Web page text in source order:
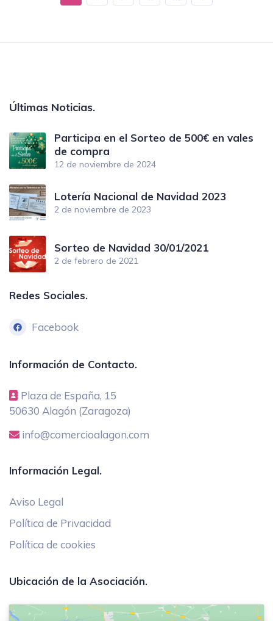
Últimas Noticias.
Participa en el Sorteo de 500€ en vales
de compra
12 de noviembre de 2024
Lotería Nacional de Navidad 2023
2 de noviembre de 2023
Sorteo de Navidad 30/01/2021
2 de febrero de 2021
Redes Sociales.
Facebook
Información de Contacto.
Plaza de España, 15
50630 Alagón (Zaragoza)
info@comercioalagon.com
Información Legal.
Aviso Legal
Política de Privacidad
Política de cookies
Ubicación de la Asociación.